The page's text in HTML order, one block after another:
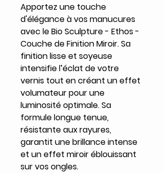
Apportez une touche
d'élégance à vos manucures
avec le Bio Sculpture - Ethos -
Couche de Finition Miroir. Sa
finition lisse et soyeuse
intensifie l’éclat de votre
vernis tout en créant un effet
volumateur pour une
luminosité optimale. Sa
formule longue tenue,
résistante aux rayures,
garantit une brillance intense
et un effet miroir éblouissant
sur vos ongles.